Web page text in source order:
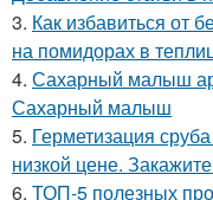
3. Как избавиться от
на помидорах в
4. Сахарный малыш
Сахарный малыш
5. Герметизация
низкой цене.
6. ТОП-5 полезных